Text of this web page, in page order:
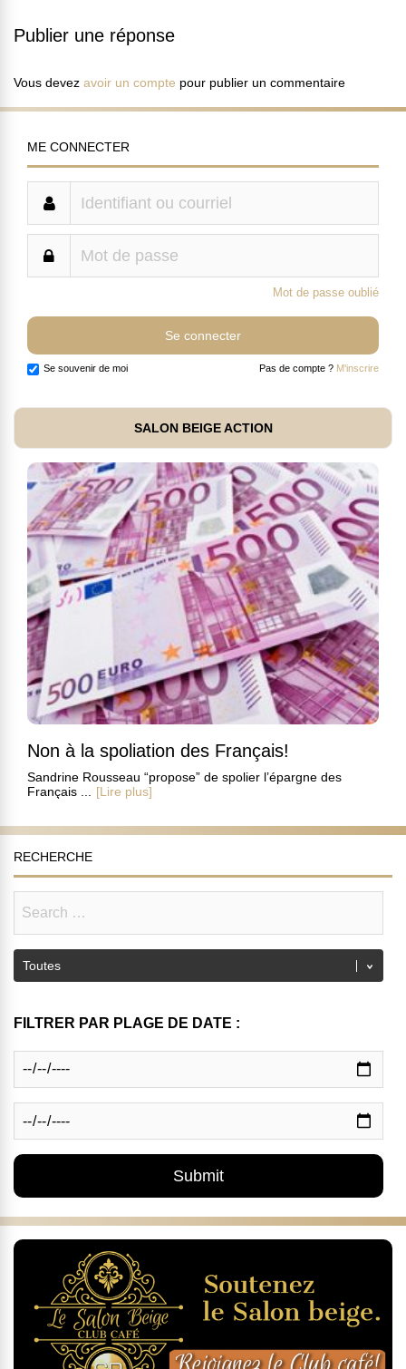
Publier une réponse
Vous devez avoir un compte pour publier un commentaire
ME CONNECTER
Mot de passe oublié
Se souvenir de moi Pas de compte ? M'inscrire
SALON BEIGE ACTION
Non à la spoliation des Français!
Sandrine Rousseau “propose” de spolier l’épargne des
Français ...
[Lire plus]
RECHERCHE
FILTRER PAR PLAGE DE DATE :